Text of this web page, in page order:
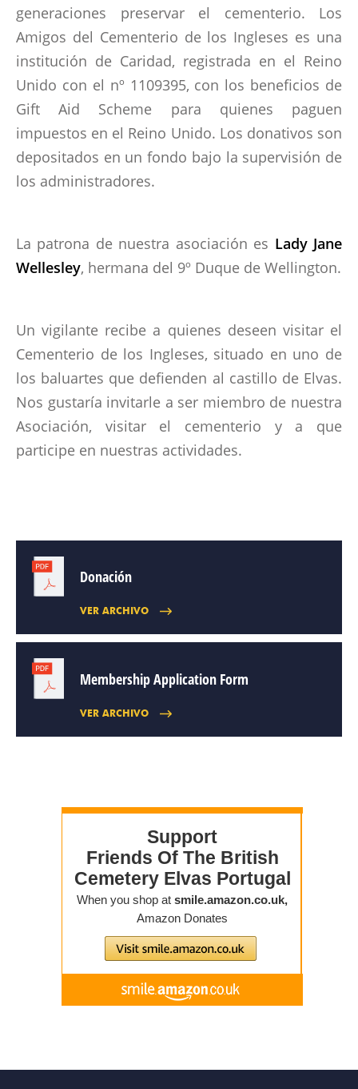
CONTACTOS
generaciones preservar el cementerio. Los
Amigos del Cementerio de los Ingleses es una
institución de Caridad, registrada en el Reino
Unido con el nº 1109395, con los beneficios de
Gift Aid Scheme para quienes paguen
impuestos en el Reino Unido. Los donativos son
depositados en un fondo bajo la supervisión de
los administradores.
La patrona de nuestra asociación es Lady Jane
Wellesley, hermana del 9º Duque de Wellington.
Un vigilante recibe a quienes deseen visitar el
Cementerio de los Ingleses, situado en uno de
los baluartes que defienden al castillo de Elvas.
Nos gustaría invitarle a ser miembro de nuestra
Asociación, visitar el cementerio y a que
participe en nuestras actividades.
Donación
VER ARCHIVO
Membership Application Form
VER ARCHIVO